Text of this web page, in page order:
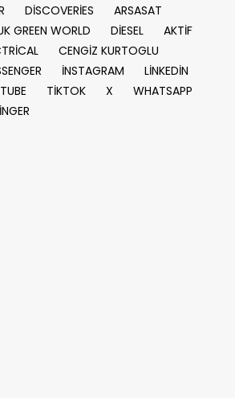
DİSCOVERİES
ARSASAT
GREEN WORLD DİESEL
AKTİF
CENGİZ KURTOGLU
İNSTAGRAM
LİNKEDİN
TİKTOK X
WHATSAPP